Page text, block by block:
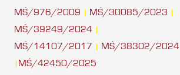
MŚ/976/2009 MŚ/30085/2023
MŚ/39249/2024
MŚ/14107/2017 MŚ/38302/2024
MŚ/42450/2025